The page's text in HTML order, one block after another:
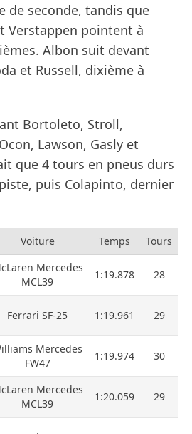
de seconde, tandis que
Verstappen pointent à
Albon suit devant
et Russell, dixième à
Bortoleto, Stroll,
Lawson, Gasly et
que 4 tours en pneus durs
puis Colapinto, dernier
Voiture Temps Tours
Mercedes
MCL39
1:19.878 28
Ferrari SF-25 1:19.961 29
Mercedes
FW47
1:19.974 30
Mercedes
MCL39
1:20.059 29